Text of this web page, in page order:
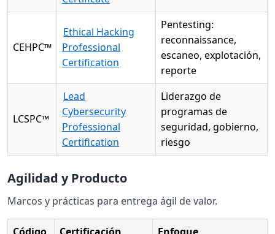
CEHPC™
Ethical Hacking
Professional
Certification
Pentesting:
reconnaissance,
escaneo, explotación,
reporte
LCSPC™
Lead
Cybersecurity
Professional
Certification
Liderazgo de
programas de
seguridad, gobierno,
riesgo
Agilidad y Producto
Marcos y prácticas para entrega ágil de valor.